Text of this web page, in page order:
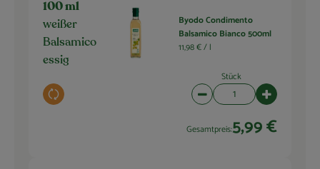
100 ml
weißer
Balsamico
essig
Auswahl ändern
Byodo Condimento
Balsamico Bianco 500ml
11,98 € / l
Stück
Artikelanzahl verringern
Gesamtpreis:5,99 €